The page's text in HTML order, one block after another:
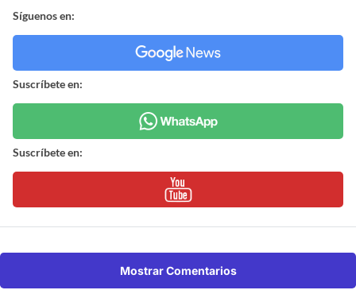
Síguenos en:
Suscríbete en:
Suscríbete en:
Mostrar Comentarios